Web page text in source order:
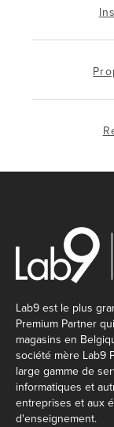
Lab9 est le plus
Premium Partner
magasins en
société mère Lab9
large gamme de
informatiques et
entreprises et aux
d'enseignement.